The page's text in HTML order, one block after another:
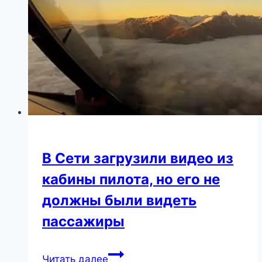
брак
с
Игорем
Николаевым
В Сети загрузили видео из
кабины пилота, но его не
должны были видеть
пассажиры
Читать далееВ